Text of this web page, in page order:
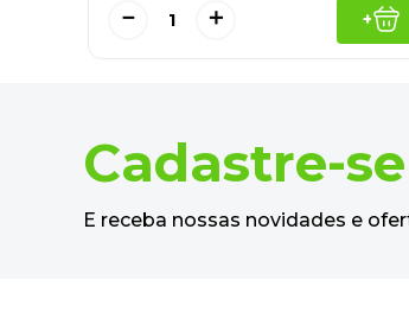
＋
－ +
Cadastre-se
E receba nossas novidades e